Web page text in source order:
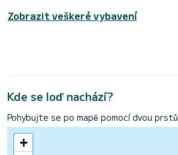
Zobrazit veškeré vybavení
Kde se loď nachází?
Pohybujte se po mapě pomocí dvou prstů
+